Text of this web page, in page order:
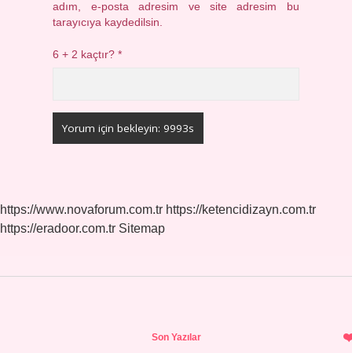
adım, e-posta adresim ve site adresim bu
tarayıcıya kaydedilsin.
6 + 2 kaçtır?*
https://www.novaforum.com.tr https://ketencidizayn.com.tr
https://eradoor.com.tr Sitemap
Son Yazılar